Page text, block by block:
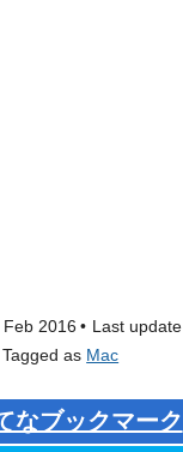
Feb 2016 Last update
Tagged as Mac
なブックマーク